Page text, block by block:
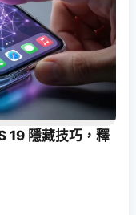
19 隱藏技巧，釋